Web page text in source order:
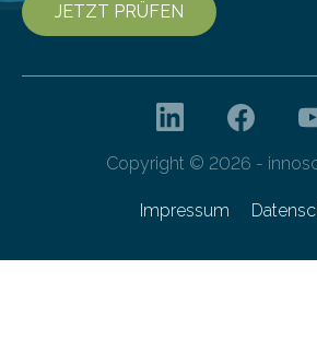
JETZT PRÜFEN
Copyright © 2026 -
Impressum